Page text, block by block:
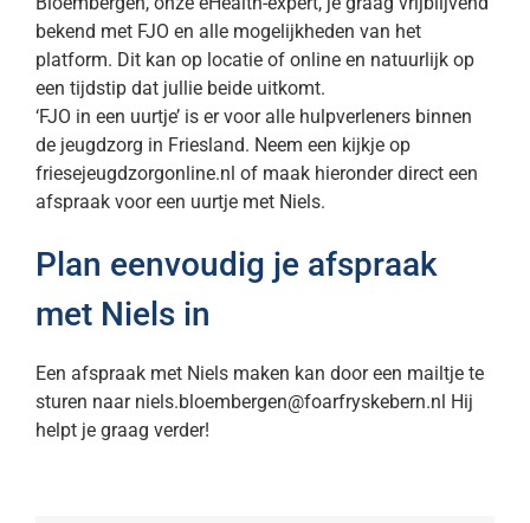
bekend met FJO en alle mogelijkheden van het
platform. Dit kan op locatie of online en natuurlijk op
een tijdstip dat jullie beide uitkomt.
‘FJO in een uurtje’ is er voor alle hulpverleners binnen
de jeugdzorg in Friesland. Neem een kijkje op
friesejeugdzorgonline.nl of maak hieronder direct een
afspraak voor een uurtje met Niels.
Plan eenvoudig je afspraak
met Niels in
Een afspraak met Niels maken kan door een mailtje te
sturen naar niels.bloembergen@foarfryskebern.nl Hij
helpt je graag verder!